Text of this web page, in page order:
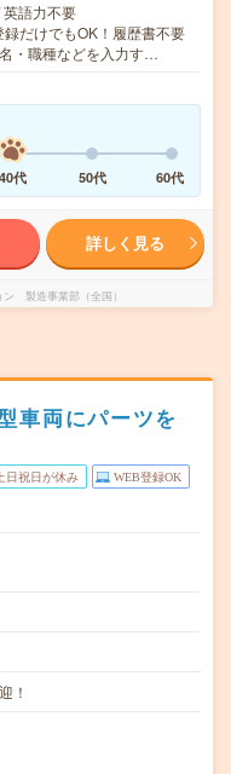
語力不要
だけでもOK！履歴書不要
・職種などを入力す…
40代 50代 60代
詳しく見る
製造事業部（全国）
車両にパーツを
日祝日が休み WEB登録OK
！